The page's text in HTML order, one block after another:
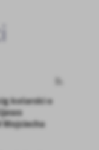
kolarski o